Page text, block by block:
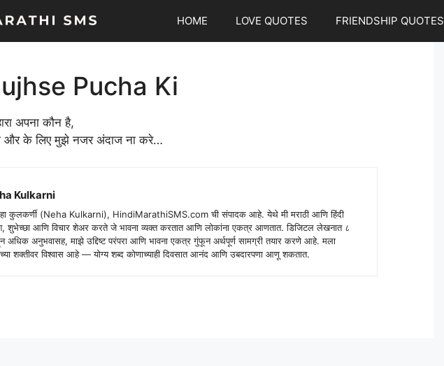
HOME LOVE QUOTES FRIENDSHIP QUOTES
Pucha Ki
अपना कौन है,
और के लिए मुझे नजर अंदाज ना करे…
Kulkarni
कुलकर्णी (Neha Kulkarni), HindiMarathiSMS.com ची संपादक आहे. येथे मी मराठी आणि हिंदी
शुभेच्छा आणि विचार शेअर करते जे भावना व्यक्त करतात आणि लोकांना एकत्र आणतात. डिजिटल लेखनात ८
अधिक अनुभवासह, माझे उद्दिष्ट परंपरा आणि भावना एकत्र गुंफून अर्थपूर्ण सामग्री तयार करणे आहे. मला
शक्तीवर विश्वास आहे — योग्य शब्द कोणाच्याही दिवसात आनंद आणि उबदारपणा आणू शकतात.